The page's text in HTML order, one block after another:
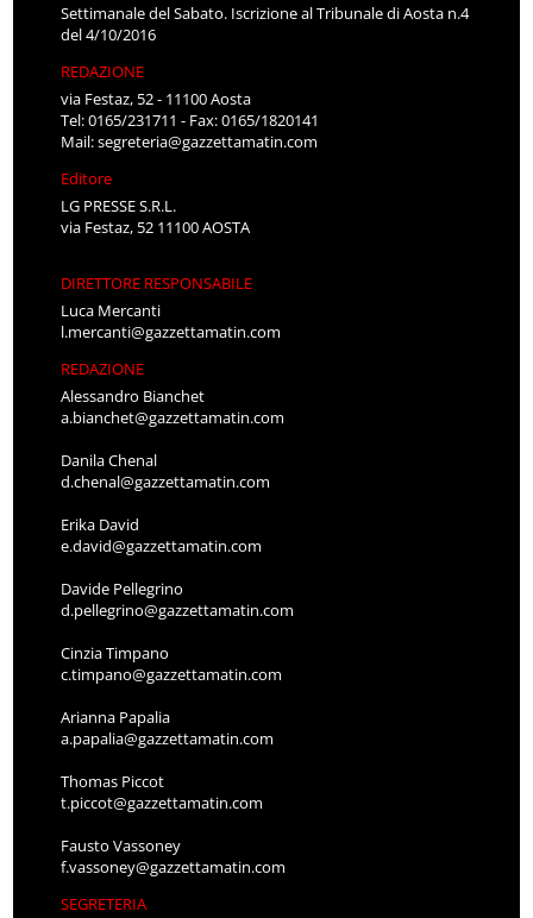
Settimanale del Sabato. Iscrizione al Tribunale di Aosta n.4
del 4/10/2016
REDAZIONE
via Festaz, 52 - 11100 Aosta
Tel: 0165/231711 - Fax: 0165/1820141
Mail:segreteria@gazzettamatin.com
Editore
LG PRESSE S.R.L.
via Festaz, 52 11100 AOSTA
DIRETTORE RESPONSABILE
Luca Mercanti
l.mercanti@gazzettamatin.com
REDAZIONE
Alessandro Bianchet
a.bianchet@gazzettamatin.com
Danila Chenal
d.chenal@gazzettamatin.com
Erika David
e.david@gazzettamatin.com
Davide Pellegrino
d.pellegrino@gazzettamatin.com
Cinzia Timpano
c.timpano@gazzettamatin.com
Arianna Papalia
a.papalia@gazzettamatin.com
Thomas Piccot
t.piccot@gazzettamatin.com
Fausto Vassoney
f.vassoney@gazzettamatin.com
SEGRETERIA